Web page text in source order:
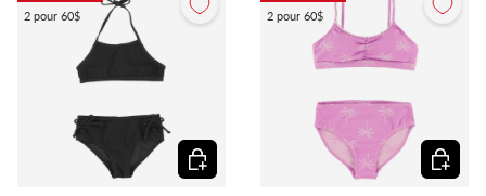
2 pour 60$
Choisir les options
2 pour 60$
Choisir